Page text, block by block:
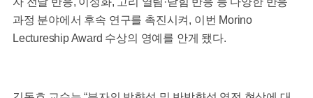
과정 분야에서 후속 연구를 촉진시켜, 이번 Morino
Lectureship Award 수상의 영예를 안게 됐다.